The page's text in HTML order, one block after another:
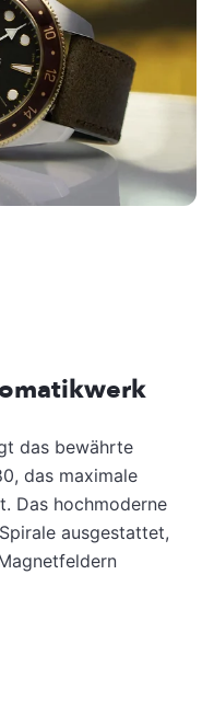
das bewährte
das maximale
Das hochmoderne
ausgestattet,